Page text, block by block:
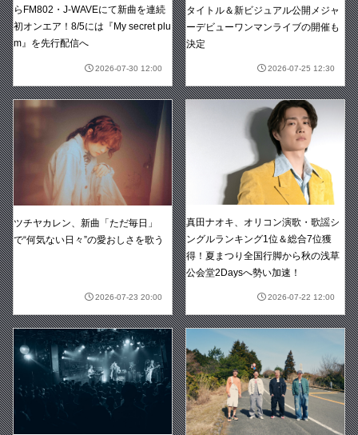
らFM802・J-WAVEにて新曲を連続
初オンエア！8/5には『My secret plu
m』を先行配信へ
2026-07-30 12:00
タイトル＆新ビジュアル公開メジャ
ーデビューワンマンライブの開催も
決定
2026-07-25 12:30
ツチヤカレン、新曲「ただ毎日」
で“何気ない日々”の愛おしさを歌う
2026-07-23 20:00
真田ナオキ、オリコン演歌・歌謡シ
ングルランキング1位＆総合7位獲
得！夏まつり全国行脚から秋の浅草
公会堂2Daysへ勢い加速！
2026-07-22 12:00